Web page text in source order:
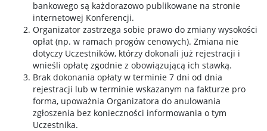
bankowego są każdorazowo publikowane na stronie
internetowej Konferencji.
Organizator zastrzega sobie prawo do zmiany wysokości
opłat (np. w ramach progów cenowych). Zmiana nie
dotyczy Uczestników, którzy dokonali już rejestracji i
wnieśli opłatę zgodnie z obowiązującą ich stawką.
Brak dokonania opłaty w terminie 7 dni od dnia
rejestracji lub w terminie wskazanym na fakturze pro
forma, upoważnia Organizatora do anulowania
zgłoszenia bez konieczności informowania o tym
Uczestnika.